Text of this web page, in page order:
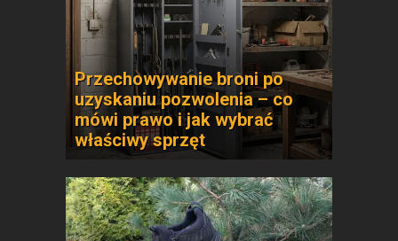
Przechowywanie broni po
uzyskaniu pozwolenia – co
mówi prawo i jak wybrać
właściwy sprzęt